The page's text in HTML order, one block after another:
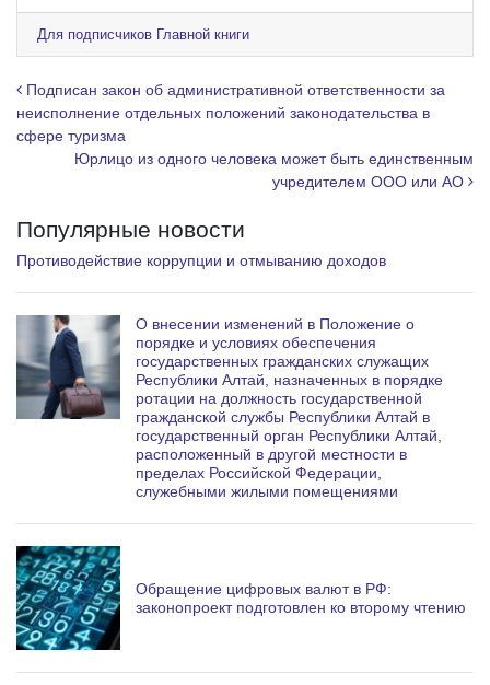
e
g
r
a
m
Для подписчиков Главной книги
Навигация по записям
Подписан закон об административной ответственности за
неисполнение отдельных положений законодательства в
сфере туризма
Юрлицо из одного человека может быть единственным
учредителем ООО или АО
Популярные новости
Противодействие коррупции и отмыванию доходов
О внесении изменений в Положение о
порядке и условиях обеспечения
государственных гражданских служащих
Республики Алтай, назначенных в порядке
ротации на должность государственной
гражданской службы Республики Алтай в
государственный орган Республики Алтай,
расположенный в другой местности в
пределах Российской Федерации,
служебными жилыми помещениями
Обращение цифровых валют в РФ:
законопроект подготовлен ко второму чтению